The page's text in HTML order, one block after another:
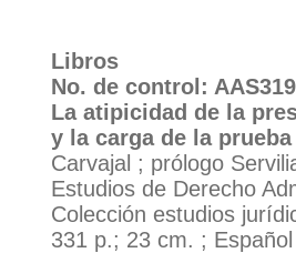
Libros
No. de control:
La atipicidad de la
y la carga de la
Carvajal ; prólogo
Estudios de Derecho
Colección estudios
331 p.; 23 cm. ; Español